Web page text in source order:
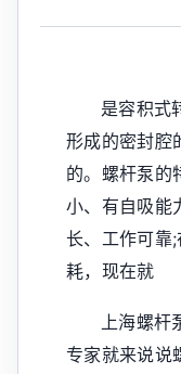
是容积式
形成的密封腔
的。螺杆泵的
小、有自吸能
长、工作可靠
耗，现在就
上海螺
专家就来说说